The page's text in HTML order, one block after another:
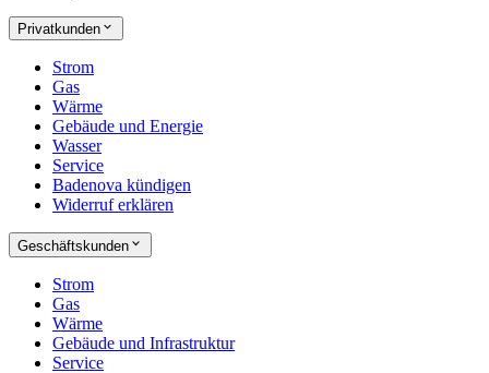
Privatkunden
Strom
Gas
Wärme
Gebäude und Energie
Wasser
Service
Badenova kündigen
Widerruf erklären
Geschäftskunden
Strom
Gas
Wärme
Gebäude und Infrastruktur
Service